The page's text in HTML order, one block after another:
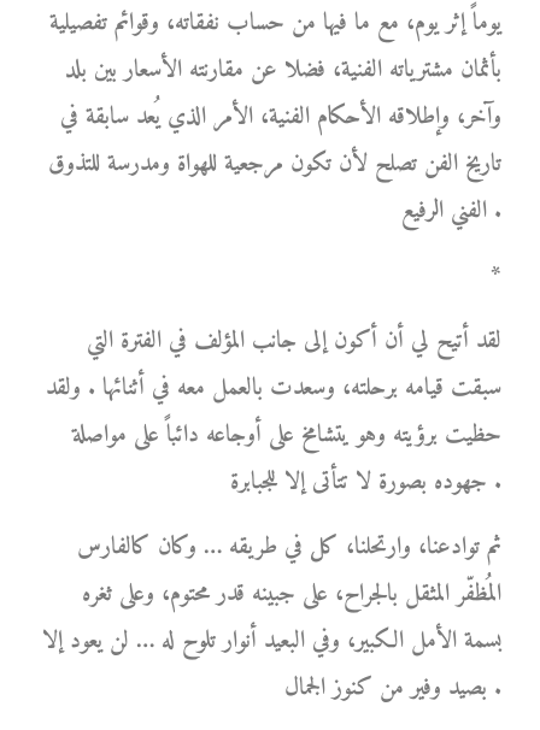
يوماً إثر يوم، مع ما فيها من حساب نفقاته، وقوائم تفصيلية
بأثمان مشترياته الفنية، فضلا عن مقارنته الأسعار بين بلد
وآخر، وإطلاقه الأحكام الفنية، الأمر الذي يُعد سابقة في
تاريخ الفن تصلح لأن تكون مرجعية للهواة ومدرسة للتذوق
الفني الرفيع .
*
لقد أتيح لي أن أكون إلى جانب المؤلف في الفترة التي
سبقت قيامه برحلته، وسعدت بالعمل معه في أثنائها . ولقد
حظيت برؤيته وهو يتشامخ على أوجاعه دائباً على مواصلة
جهوده بصورة لا تتأتى إلا للجبابرة .
ثم توادعنا، وارتحلنا، كل في طريقه … وكان كالفارس
المُظفّر المثقل بالجراح، على جبينه قدر محتوم، وعلى ثغره
بسمة الأمل الكبير، وفي البعيد أنوار تلوح له … لن يعود إلا
بصيد وفير من كنوز الجمال .